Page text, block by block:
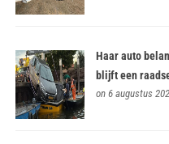
Haar auto
blijft een
on 6 augustus